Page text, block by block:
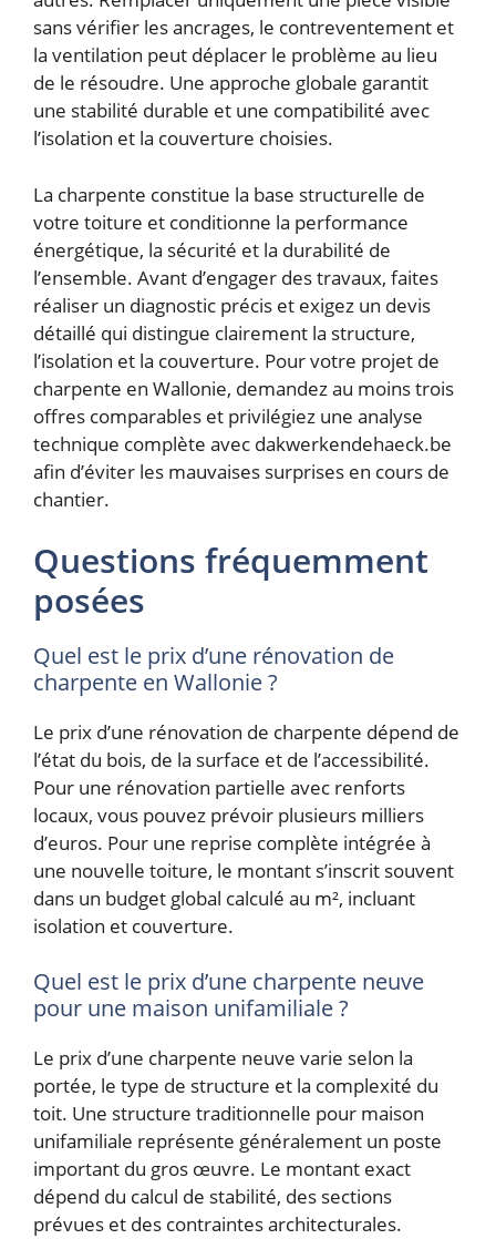
sans vérifier les ancrages, le contreventement et
la ventilation peut déplacer le problème au lieu
de le résoudre. Une approche globale garantit
une stabilité durable et une compatibilité avec
l’isolation et la couverture choisies.
La charpente constitue la base structurelle de
votre toiture et conditionne la performance
énergétique, la sécurité et la durabilité de
l’ensemble. Avant d’engager des travaux, faites
réaliser un diagnostic précis et exigez un devis
détaillé qui distingue clairement la structure,
l’isolation et la couverture. Pour votre projet de
charpente en Wallonie, demandez au moins trois
offres comparables et privilégiez une analyse
technique complète avec dakwerkendehaeck.be
afin d’éviter les mauvaises surprises en cours de
chantier.
Questions fréquemment
posées
Quel est le prix d’une rénovation de
charpente en Wallonie ?
Le prix d’une rénovation de charpente dépend de
l’état du bois, de la surface et de l’accessibilité.
Pour une rénovation partielle avec renforts
locaux, vous pouvez prévoir plusieurs milliers
d’euros. Pour une reprise complète intégrée à
une nouvelle toiture, le montant s’inscrit souvent
dans un budget global calculé au m², incluant
isolation et couverture.
Quel est le prix d’une charpente neuve
pour une maison unifamiliale ?
Le prix d’une charpente neuve varie selon la
portée, le type de structure et la complexité du
toit. Une structure traditionnelle pour maison
unifamiliale représente généralement un poste
important du gros œuvre. Le montant exact
dépend du calcul de stabilité, des sections
prévues et des contraintes architecturales.